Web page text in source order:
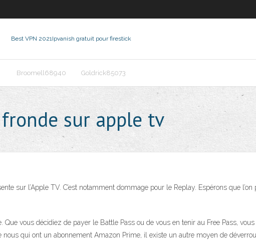
Best VPN 2021Ipvanish gratuit pour firestick
Broomell68940 Goldrick85073
sur apple tv
sur l’Apple TV. C’est notamment dommage pour le Replay. Espérons que
vous décidiez de payer le Battle Pass ou de vous en tenir au Free Pass,
qui ont un abonnement Amazon Prime, il existe un autre moyen de